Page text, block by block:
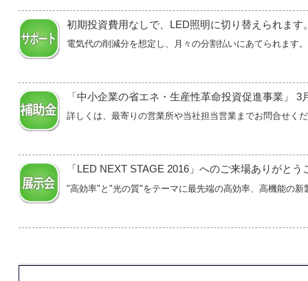
初期投資費用なしで、LED照明に切り替えられます
電気代の削減分を想定し、月々の分割払いにあてられます。
「中小企業の省エネ・生産性革命投資促進事業」 3
詳しくは、最寄りの営業所や当社担当営業までお問合せく
「LED NEXT STAGE 2016」へのご来場ありがとう
"高効率"と"光の質"をテーマに最先端の高効率、高機能の新